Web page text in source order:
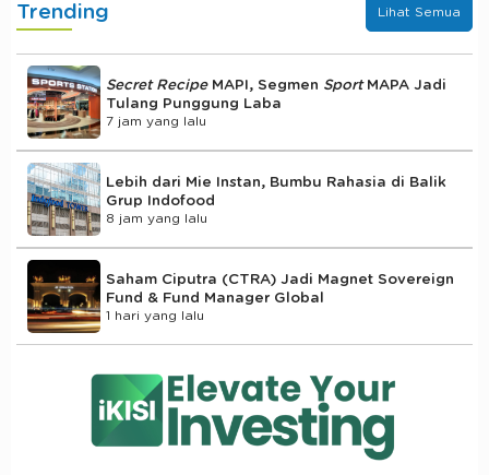
Trending Lihat Semua
Secret RecipeMAPI, Segmen Sport MAPA Jadi
Tulang Punggung Laba
7 jam yang lalu
Lebih dari Mie Instan, Bumbu Rahasia di Balik
Grup Indofood
8 jam yang lalu
Saham Ciputra (CTRA) Jadi Magnet Sovereign
Fund & Fund Manager Global
1 hari yang lalu